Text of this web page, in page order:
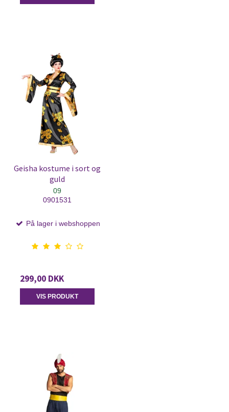
Geisha kostume i sort og
guld
09
0901531
På lager i webshoppen
299,00 DKK
VIS PRODUKT